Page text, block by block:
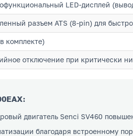
LED-дисплей
разъем ATS (8-pin) для
комплекте)
отключение при критически
двигатель Senci SV460
благодаря встроенному